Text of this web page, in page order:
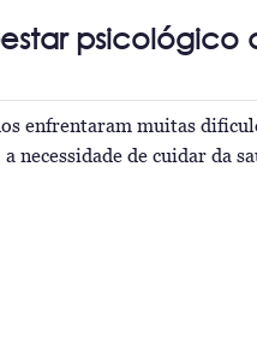
psicológico
enfrentaram muitas
necessidade de cuidar da